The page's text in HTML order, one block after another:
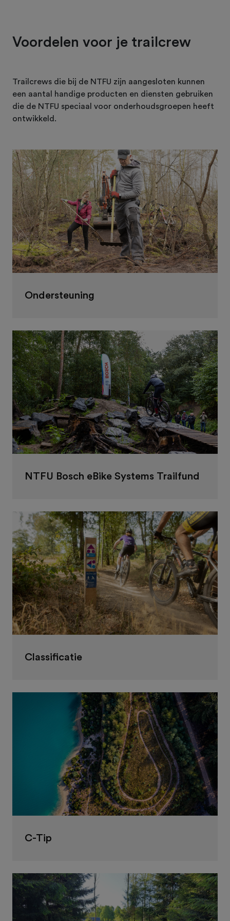
Voordelen voor je trailcrew
Trailcrews die bij de NTFU zijn aangesloten kunnen
een aantal handige producten en diensten gebruiken
die de NTFU speciaal voor onderhoudsgroepen heeft
ontwikkeld.
Ondersteuning
NTFU Bosch eBike Systems Trailfund
Classificatie
C-Tip